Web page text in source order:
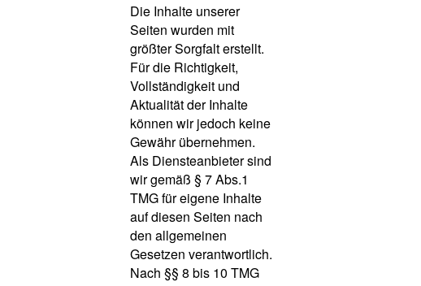
Die Inhalte unserer
Seiten wurden mit
größter Sorgfalt erstellt.
Für die Richtigkeit,
Vollständigkeit und
Aktualität der Inhalte
können wir jedoch keine
Gewähr übernehmen.
Als Diensteanbieter sind
wir gemäß § 7 Abs.1
TMG für eigene Inhalte
auf diesen Seiten nach
den allgemeinen
Gesetzen verantwortlich.
Nach §§ 8 bis 10 TMG